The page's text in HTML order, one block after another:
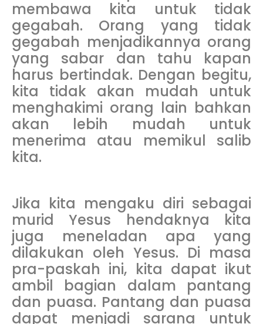
membawa kita untuk tidak
gegabah. Orang yang tidak
gegabah menjadikannya orang
yang sabar dan tahu kapan
harus bertindak. Dengan begitu,
kita tidak akan mudah untuk
menghakimi orang lain bahkan
akan lebih mudah untuk
menerima atau memikul salib
kita.
Jika kita mengaku diri sebagai
murid Yesus hendaknya kita
juga meneladan apa yang
dilakukan oleh Yesus. Di masa
pra-paskah ini, kita dapat ikut
ambil bagian dalam pantang
dan puasa. Pantang dan puasa
dapat menjadi sarana untuk